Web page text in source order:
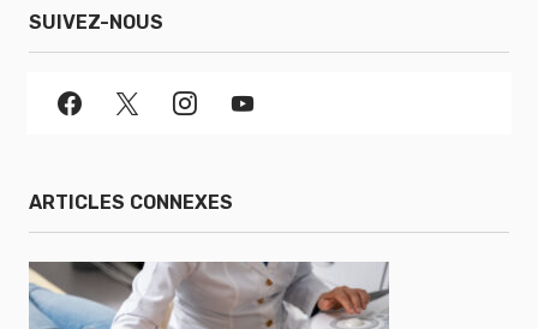
SUIVEZ-NOUS
ARTICLES CONNEXES